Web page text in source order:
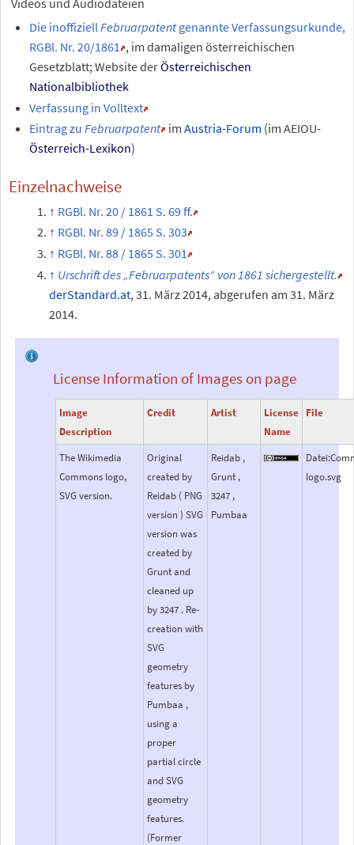
Videos und Audiodateien
Die inoffiziell Februarpatentgenannte Verfassungsurkunde,
RGBl. Nr. 20/1861 , im damaligen österreichischen
Gesetzblatt; Website derÖsterreichischen
Nationalbibliothek
Verfassung in Volltext
Eintrag zu Februarpatent im Austria-Forum (im AEIOU-
Österreich-Lexikon)
Einzelnachweise
RGBl. Nr. 20 / 1861 S. 69ff.
RGBl. Nr. 89 / 1865 S. 303
RGBl. Nr. 88 / 1865 S. 301
Urschrift des „Februarpatents“ von 1861 sichergestellt.
derStandard.at, 31. März 2014, abgerufen am 31. März
2014.
License Information of Images on page
Image
Description
Credit Artist
License
Name
File
The Wikimedia
Commons logo,
SVG version.
Original
created by
Reidab ( PNG
version ) SVG
version was
created by
Grunt and
cleaned up
by 3247 . Re-
creation with
SVG
geometry
features by
Pumbaa ,
using a
proper
partial circle
and SVG
geometry
features.
(Former
Reidab ,
Grunt ,
3247 ,
Pumbaa
logo.svg